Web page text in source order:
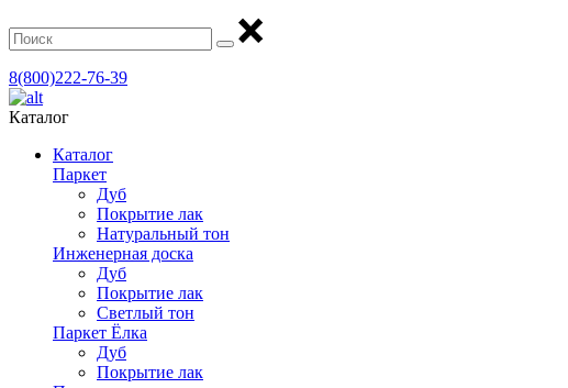
8(800)222-76-39
Каталог
Каталог
Паркет
Дуб
Покрытие лак
Натуральный тон
Инженерная доска
Дуб
Покрытие лак
Светлый тон
Паркет Ёлка
Дуб
Покрытие лак